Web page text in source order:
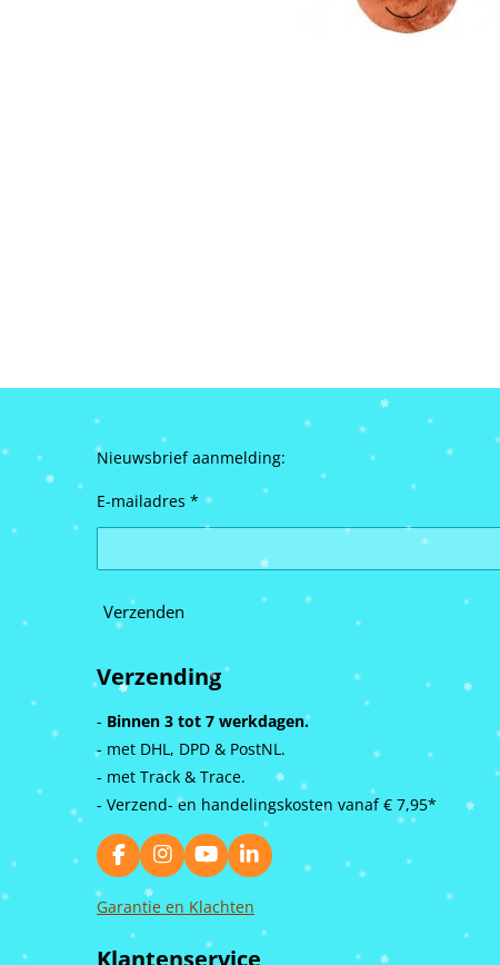
Nieuwsbrief aanmelding:
E-mailadres *
Verzenden
Verzending
- Binnen 3 tot 7 werkdagen.
- met DHL, DPD & PostNL.
- met Track & Trace.
- Verzend- en handelingskosten vanaf € 7,95*
F
a
c
I
n
s
Y
o
u
u
L
i
n
Garantie en Klachten
Klantenservice